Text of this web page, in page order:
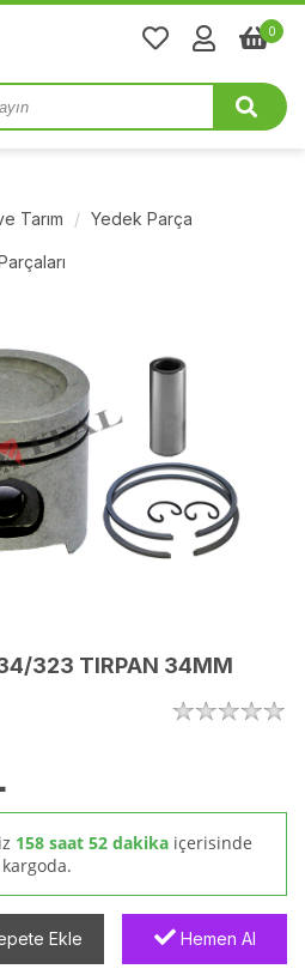
0
Tarım Yedek Parça
323 TIRPAN 34MM
158 saat 52 dakika içerisinde
kargoda.
Ekle Hemen Al